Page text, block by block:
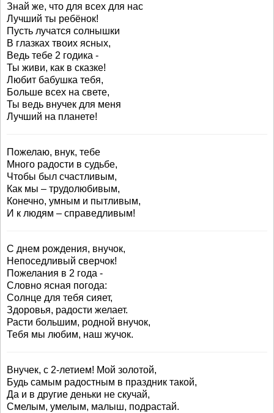
Знай же, что для всех для нас
Лучший ты ребёнок!
Пусть лучатся солнышки
В глазках твоих ясных,
Ведь тебе 2 годика -
Ты живи, как в сказке!
Любит бабушка тебя,
Больше всех на свете,
Ты ведь внучек для меня
Лучший на планете!
Пожелаю, внук, тебе
Много радости в судьбе,
Чтобы был счастливым,
Как мы – трудолюбивым,
Конечно, умным и пытливым,
И к людям – справедливым!
С днем рождения, внучок,
Непоседливый сверчок!
Пожелания в 2 года -
Словно ясная погода:
Солнце для тебя сияет,
Здоровья, радости желает.
Расти большим, родной внучок,
Тебя мы любим, наш жучок.
Внучек, с 2-летием! Мой золотой,
Будь самым радостным в праздник такой,
Да и в другие деньки не скучай,
Смелым, умелым, малыш, подрастай.